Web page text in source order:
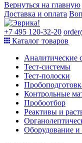
Вернуться на главную
Доставка и оплата
+7 495 120-32-20
Каталог товаров
Аналитические
Тест-системы
Тест-полоски
Контрольные
Пробоотбор
Реактивы и
Оборудование